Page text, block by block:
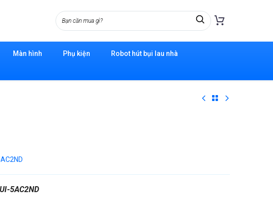
Màn hình Phụ kiện
Robot hút bụi lau nhà
5AC2ND